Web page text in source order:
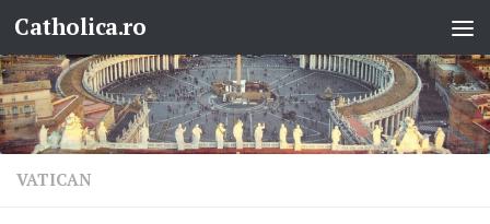
Skip to content
Catholica.ro
VATICAN